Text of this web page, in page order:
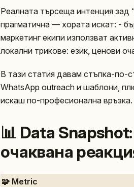
Реалната търсeщa интeнция зад
прагматична — хората искат: -
маркетинг екипи използват
локални трикове: език, ценови
В тази статия давам стъпка-по-
WhatsApp outreach и шаблони,
искаш по-професионална връзка.
📊 Data
очаквана
🧩 Metric